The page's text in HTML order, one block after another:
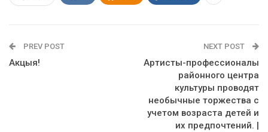
PREV POST
Акцыя!
NEXT POST
Артисты-профессионалы
районного центра
культуры проводят
необычные торжества с
учетом возраста детей и
их предпочтений. |